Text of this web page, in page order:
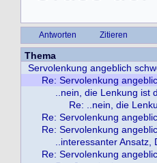
Antworten Zitieren
Thema
Servolenkung angeblich
Re: Servolenkung
..nein, die Lenkung ist
Re: ..nein, die
Re: Servolenkung
Re: Servolenkung
..interessanter Ansatz,
Re: Servolenkung